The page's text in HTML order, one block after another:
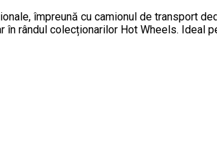
împreună cu camionul de transport
rândul colecționarilor Hot Wheels.